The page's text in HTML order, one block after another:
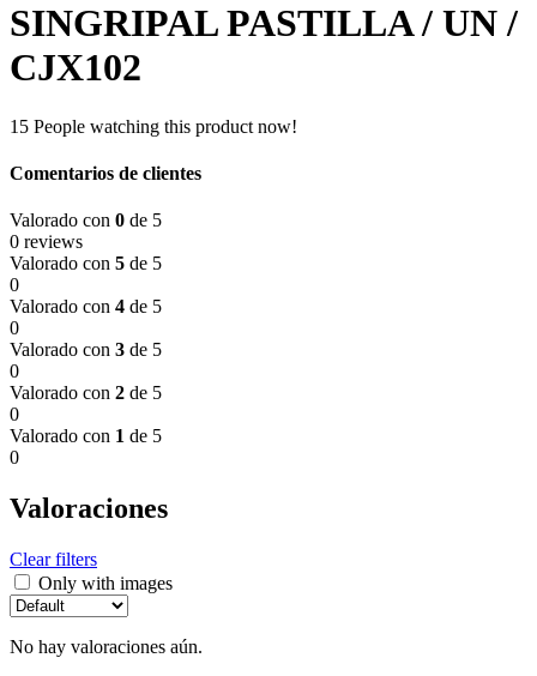
SINGRIPAL PASTILLA / UN /
CJX102
15 People watching this product now!
Comentarios de clientes
Valorado con 0 de 5
0 reviews
Valorado con 5 de 5
0
Valorado con 4 de 5
0
Valorado con 3 de 5
0
Valorado con 2 de 5
0
Valorado con 1 de 5
0
Valoraciones
Clear filters
Only with images
No hay valoraciones aún.